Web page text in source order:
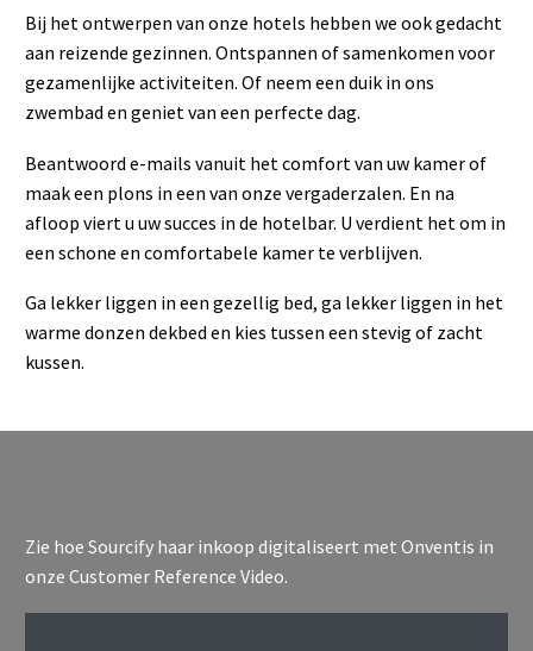
Bij het ontwerpen van onze hotels hebben we ook gedacht
aan reizende gezinnen. Ontspannen of samenkomen voor
gezamenlijke activiteiten. Of neem een duik in ons
zwembad en geniet van een perfecte dag.
Beantwoord e-mails vanuit het comfort van uw kamer of
maak een plons in een van onze vergaderzalen. En na
afloop viert u uw succes in de hotelbar. U verdient het om in
een schone en comfortabele kamer te verblijven.
Ga lekker liggen in een gezellig bed, ga lekker liggen in het
warme donzen dekbed en kies tussen een stevig of zacht
kussen.
Zie hoe Sourcify haar inkoop digitaliseert met Onventis in
onze Customer Reference Video.